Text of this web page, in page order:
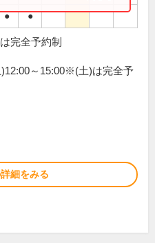
● ●
完全予約制
)12:00～15:00※(土)は完全予
細をみる